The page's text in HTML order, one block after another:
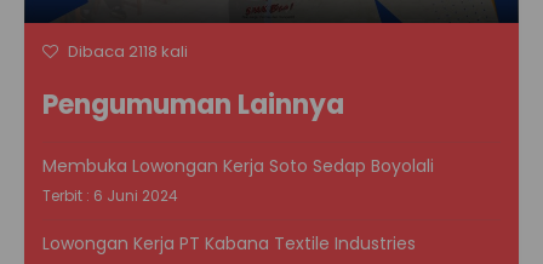
Dibaca 2118 kali
Pengumuman Lainnya
Membuka Lowongan Kerja Soto Sedap Boyolali
Terbit : 6 Juni 2024
Lowongan Kerja PT Kabana Textile Industries